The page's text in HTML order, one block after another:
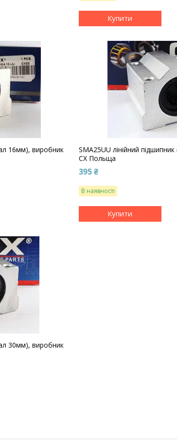
Купити
16мм), виробник
SMA25UU лінійний
CX Польща
395 ₴
В наявності
Купити
30мм), виробник